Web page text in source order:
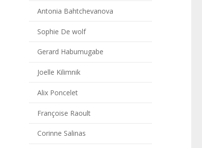
Antonia Bahtchevanova
Sophie De wolf
Gerard Habumugabe
Joelle Kilimnik
Alix Poncelet
Françoise Raoult
Corinne Salinas